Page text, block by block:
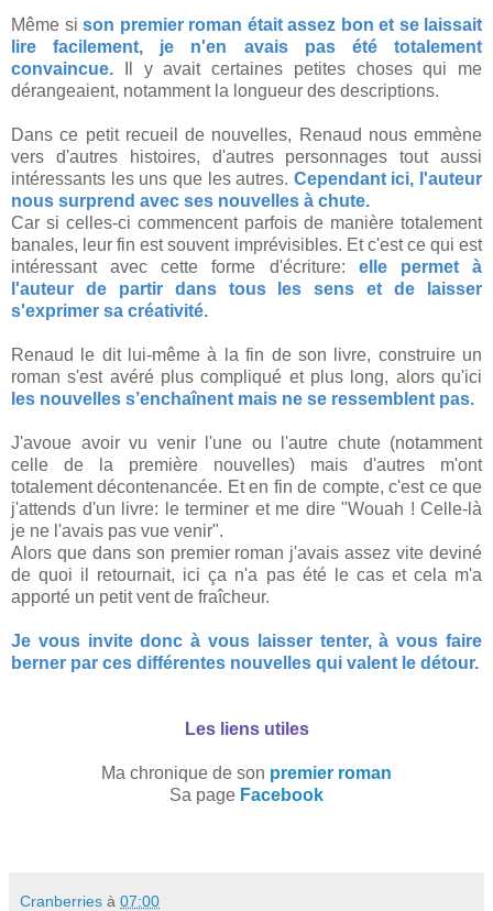
Même si son premier roman était assez bon et se laissait
lire facilement, je n'en avais pas été totalement
convaincue. Il y avait certaines petites choses qui me
dérangeaient, notamment la longueur des descriptions.
Dans ce petit recueil de nouvelles, Renaud nous emmène
vers d'autres histoires, d'autres personnages tout aussi
intéressants les uns que les autres. Cependant ici, l'auteur
nous surprend avec ses nouvelles à chute.
Car si celles-ci commencent parfois de manière totalement
banales, leur fin est souvent imprévisibles. Et c'est ce qui est
intéressant avec cette forme d'écriture: elle permet à
l'auteur de partir dans tous les sens et de laisser
s'exprimer sa créativité.
Renaud le dit lui-même à la fin de son livre, construire un
roman s'est avéré plus compliqué et plus long, alors qu'ici
les nouvelles s’enchaînent mais ne se ressemblent pas.
J'avoue avoir vu venir l'une ou l'autre chute (notamment
celle de la première nouvelles) mais d'autres m'ont
totalement décontenancée. Et en fin de compte, c'est ce que
j'attends d'un livre: le terminer et me dire "Wouah ! Celle-là
je ne l'avais pas vue venir".
Alors que dans son premier roman j'avais assez vite deviné
de quoi il retournait, ici ça n'a pas été le cas et cela m'a
apporté un petit vent de fraîcheur.
Je vous invite donc à vous laisser tenter, à vous faire
berner par ces différentes nouvelles qui valent le détour.
Les liens utiles
Ma chronique de son premier roman
Sa page Facebook
Cranberries à 07:00